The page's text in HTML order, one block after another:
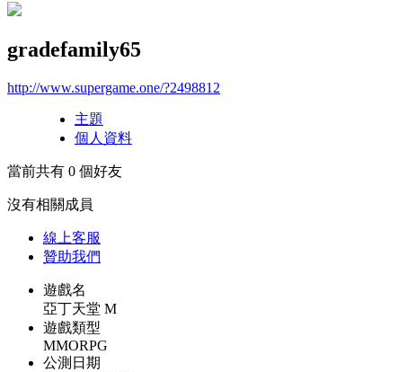
gradefamily65
http://www.supergame.one/?2498812
主題
個人資料
當前共有 0 個好友
沒有相關成員
線上客服
贊助我們
遊戲名
亞丁天堂 M
遊戲類型
MMORPG
公測日期